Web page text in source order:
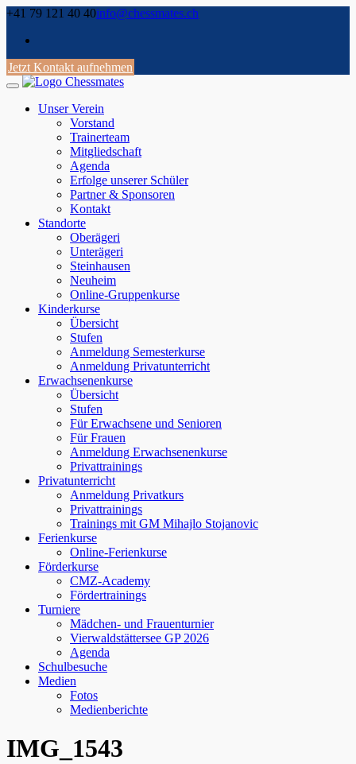
Skip
content
+41 79 121 40 40info@chessmates.ch
Jetzt Kontakt aufnehmen
Unser Verein
Vorstand
Trainerteam
Mitgliedschaft
Agenda
Erfolge unserer Schüler
Partner & Sponsoren
Kontakt
Standorte
Oberägeri
Unterägeri
Steinhausen
Neuheim
Online-Gruppenkurse
Kinderkurse
Übersicht
Stufen
Anmeldung Semesterkurse
Anmeldung Privatunterricht
Erwachsenenkurse
Übersicht
Stufen
Für Erwachsene und Senioren
Für Frauen
Anmeldung Erwachsenenkurse
Privattrainings
Privatunterricht
Anmeldung Privatkurs
Privattrainings
Trainings mit GM Mihajlo Stojanovic
Ferienkurse
Online-Ferienkurse
Förderkurse
CMZ-Academy
Fördertrainings
Turniere
Mädchen- und Frauenturnier
Vierwaldstättersee GP 2026
Agenda
Schulbesuche
Medien
Fotos
Medienberichte
IMG_1543